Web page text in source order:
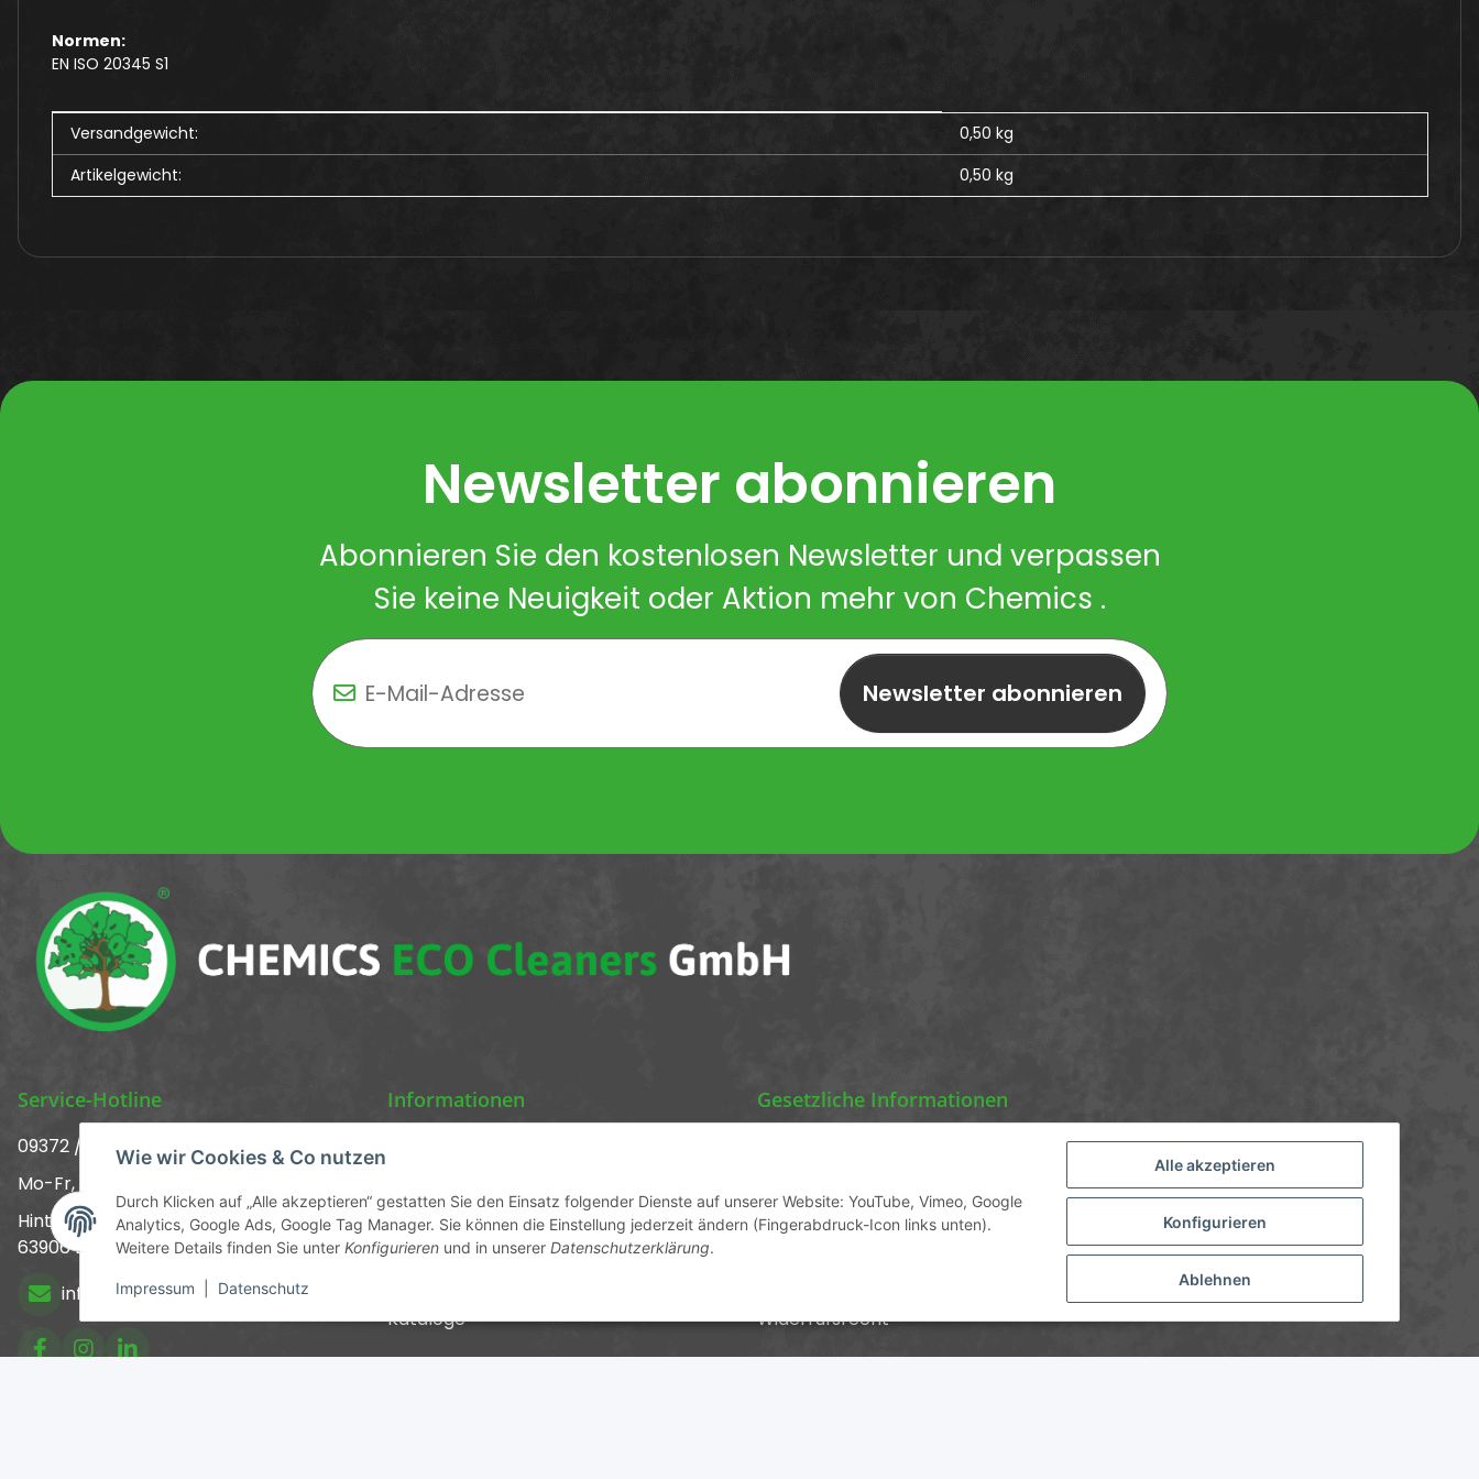
Alle akzeptieren
Konfigurieren
Ablehnen
Wie wir Cookies & Co nutzen
Durch Klicken auf „Alle akzeptieren“ gestatten Sie den Einsatz folgender Dienste auf unserer Website: YouTube, Vimeo, Google
Analytics, Google Ads, Google Tag Manager. Sie können die Einstellung jederzeit ändern (Fingerabdruck-Icon links unten).
Weitere Details finden Sie unter Konfigurieren und in unserer Datenschutzerklärung.
Impressum Datenschutz
Normen:
EN ISO 20345 S1
Produkteigenschaft
Wert
Versandgewicht:
0,50 kg
Artikelgewicht:
0,50 kg
Newsletter abonnieren
Abonnieren Sie den kostenlosen Newsletter und verpassen
Sie keine Neuigkeit oder Aktion mehr von Chemics .
Newsletter abonnieren
Service-Hotline
09372 / 70 80 90
Mo-Fr, 09:00-12:00 | 13:00-17:00 Uhr
Hinter den Straßenäckern 11-13
63906 Erlenbach
info@chemics.eu
Informationen
Kontakt
Versandinformationen
Kataloge
Gesetzliche Informationen
AGB
Sitemap
Widerrufsrecht